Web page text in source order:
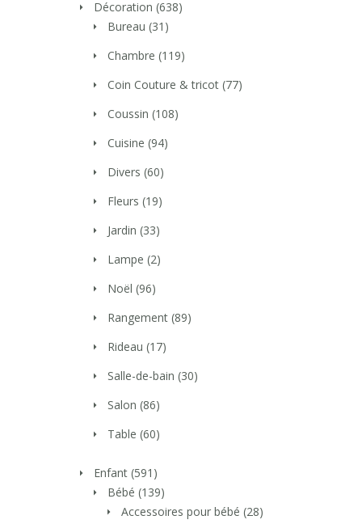
Décoration (638)
Bureau (31)
Chambre (119)
Coin Couture & tricot (77)
Coussin (108)
Cuisine (94)
Divers (60)
Fleurs (19)
Jardin (33)
Lampe (2)
Noël (96)
Rangement (89)
Rideau (17)
Salle-de-bain (30)
Salon (86)
Table (60)
Enfant (591)
Bébé (139)
Accessoires pour bébé (28)